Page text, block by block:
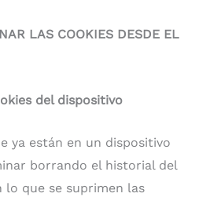
LAS COOKIES DESDE EL
del dispositivo
ya están en un dispositivo
borrando el historial del
lo que se suprimen las